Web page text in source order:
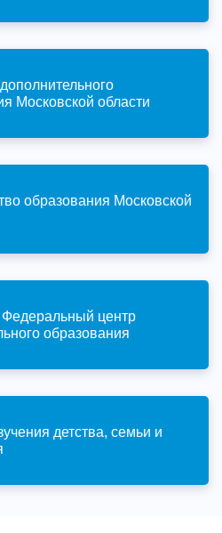
Московской области
образования Московской
центр
образования
детства, семьи и